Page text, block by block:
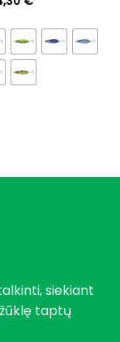
€.14,30 €.
siekiant
taptų